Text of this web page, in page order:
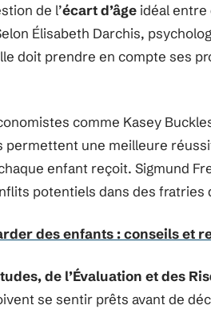
de l’écart d’âge idéal entre
Élisabeth Darchis,
doit prendre en compte ses
comme Kasey
permettent une meilleure
enfant reçoit. Sigmund
potentiels dans des fratries
des enfants : conseils et
de l’Évaluation et des
se sentir prêts avant de